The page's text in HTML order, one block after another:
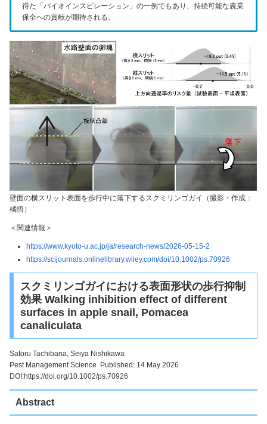
得た「バイオインスピレーション」の一例でもあり、持続可能な農業
保全への貢献が期待される。
壁面の横スリット表面を歩行中に落下するスクミリンゴガイ（撮影・作成：
橘悟）
＜関連情報＞
https://www.kyoto-u.ac.jp/ja/research-news/2026-05-15-2
https://scijournals.onlinelibrary.wiley.com/doi/10.1002/ps.70926
スクミリンゴガイにおける表面形状の歩行抑制
効果 Walking inhibition effect of different
surfaces in apple snail, Pomacea
canaliculata
Satoru Tachibana, Seiya Nishikawa
Pest Management Science Published: 14 May 2026
DOI:https://doi.org/10.1002/ps.70926
Abstract